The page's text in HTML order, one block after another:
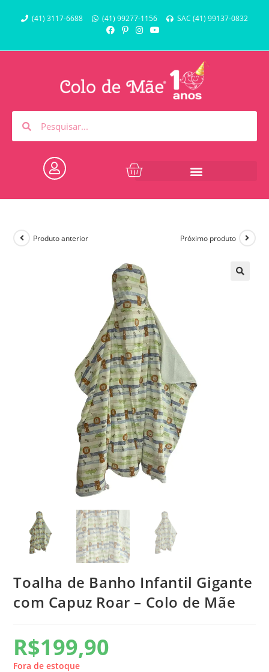
(41) 3117-6688 (41) 99277-1156 SAC (41) 99137-0832
Produto anterior Próximo produto
Toalha de Banho Infantil Gigante
com Capuz Roar – Colo de Mãe
R$199,90
Fora de estoque